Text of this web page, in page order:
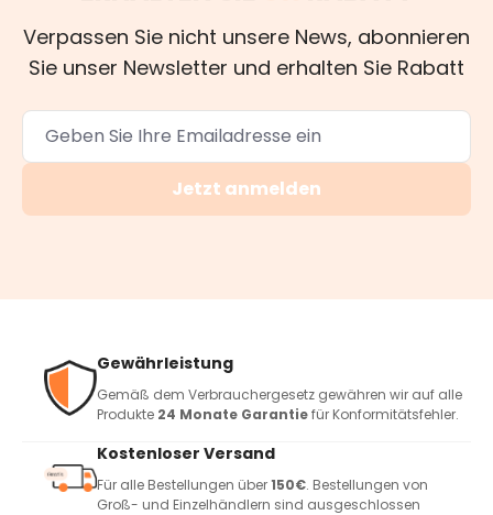
Verpassen Sie nicht unsere News, abonnieren
Sie unser Newsletter und erhalten Sie Rabatt
Jetzt anmelden
Gewährleistung
Gemäß dem Verbrauchergesetz gewähren wir auf alle
Produkte 24 Monate Garantiefür Konformitätsfehler.
Kostenloser Versand
Für alle Bestellungen über150€. Bestellungen von
Groß- und Einzelhändlern sind ausgeschlossen